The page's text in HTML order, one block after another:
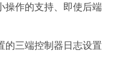
操作的支持、即使后端
的三端控制器日志设置